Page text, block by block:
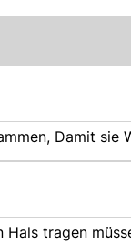
Damit sie
tragen